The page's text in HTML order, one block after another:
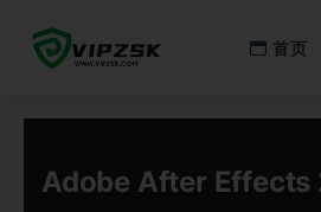
首页
Adobe After Effects